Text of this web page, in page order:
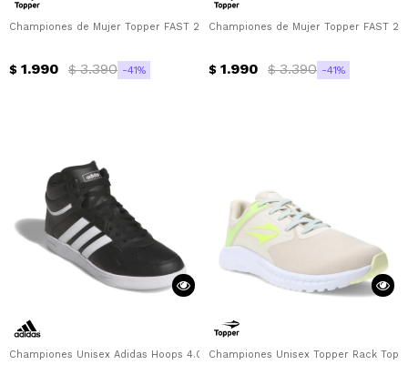
Championes de Mujer Topper FAST 2.0 Topper - Rosa - Blanco
$ 1.990 $ 3.390 41
Championes de Mujer Topper FAST
$ 1.990 $ 3.390 41
Championes Unisex Adidas Hoops 4.0 Mid Adidas - Negro - Blanco
Championes Unisex Topper Rack